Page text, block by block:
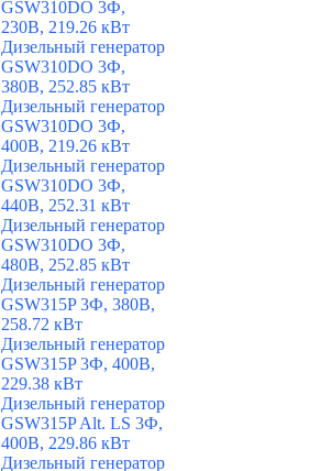
GSW310DO 3Ф,
230В, 219.26 кВт
Дизельный генератор
GSW310DO 3Ф,
380В, 252.85 кВт
Дизельный генератор
GSW310DO 3Ф,
400В, 219.26 кВт
Дизельный генератор
GSW310DO 3Ф,
440В, 252.31 кВт
Дизельный генератор
GSW310DO 3Ф,
480В, 252.85 кВт
Дизельный генератор
GSW315P 3Ф, 380В,
258.72 кВт
Дизельный генератор
GSW315P 3Ф, 400В,
229.38 кВт
Дизельный генератор
GSW315P Alt. LS 3Ф,
400В, 229.86 кВт
Дизельный генератор